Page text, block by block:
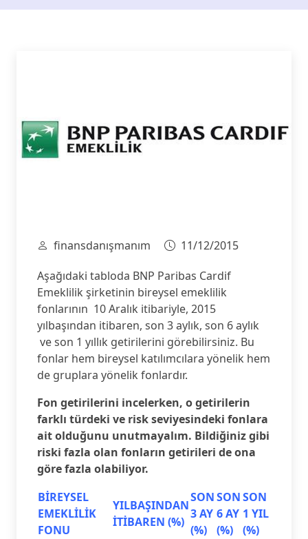
finansdanışmanım
11/12/2015
Aşağıdaki tabloda BNP Paribas Cardif
Emeklilik şirketinin bireysel emeklilik
fonlarının 10 Aralık itibariyle, 2015
yılbaşından itibaren, son 3 aylık, son 6 aylık
ve son 1 yıllık getirilerini görebilirsiniz. Bu
fonlar hem bireysel katılımcılara yönelik hem
de gruplara yönelik fonlardır.
Fon getirilerini incelerken, o getirilerin
farklı türdeki ve risk seviyesindeki fonlara
ait olduğunu unutmayalım. Bildiğiniz gibi
riski fazla olan fonların getirileri de ona
göre fazla olabiliyor.
BİREYSEL
EMEKLİLİK
FONU
YILBAŞINDAN
İTİBAREN (%)
SON
3 AY
(%)
SON
6 AY
(%)
SON
1 YIL
(%)